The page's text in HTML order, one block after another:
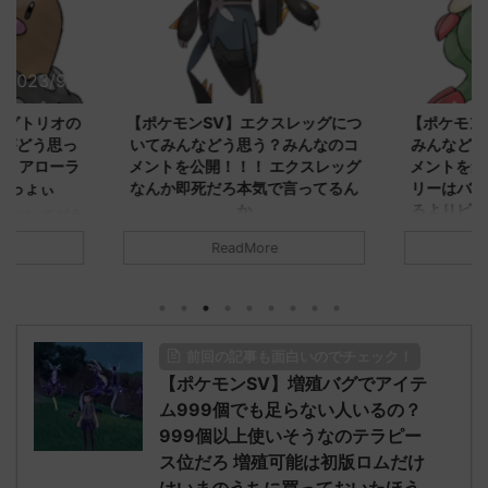
2023/9/8
トリオの
どう思っ
アローラ
っょぃ
リージョ
ただダグト
れたウミト
【ポケモンSV】エクスレッグにつ
いてみんなどう思う？みんなのコ
メントを公開！！！ エクスレッグ
なんか即死だろ本気で言ってるん
か
う思ってる？ 初めの記事 元のス
た！ (ﾜｯﾁｮｲW d56d-NwUu)
01:07:00.69ID:oUI00NrJ0 エクスレ
ッグヘルムかっこいいから助かる 名
無しさん0971 0971 名無しさん、君に
決めた！ (ﾜｯﾁｮｲW b524-NwUu)
2023/06/28(水 ...
ReadMore
【ポケモ
みんなど
メントを
リーはバ
るよりビ
2023/06/
しさん0624
【ポケモンSV】増殖バグでアイテ
ム999個でも足らない人いるの？
999個以上使いそうなのテラピー
ス位だろ 増殖可能は初版ロムだけ